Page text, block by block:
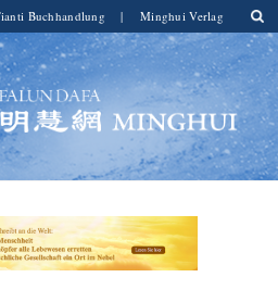
Buchhandlung | Minghui Verlag